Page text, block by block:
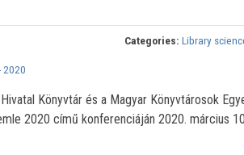
Categories: Library
2020
Könyvtár és a Magyar Könyvtárosok
2020 című konferenciáján 2020. március